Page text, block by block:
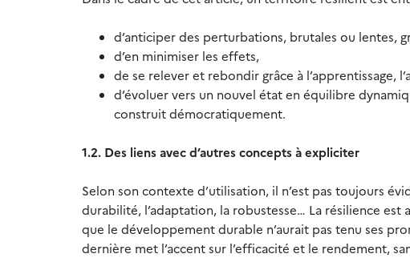
d’anticiper des perturbations, brutales ou lentes,
d’en minimiser les effets,
de se relever et rebondir grâce à l’apprentissage,
d’évoluer vers un nouvel état en équilibre
construit démocratiquement.
1.2. Des liens avec d’autres concepts à expliciter
Selon son contexte d’utilisation, il n’est pas toujours
durabilité, l’adaptation, la robustesse… La résilience
que le développement durable n’aurait pas tenu ses
dernière met l’accent sur l’efficacité et le rendement,